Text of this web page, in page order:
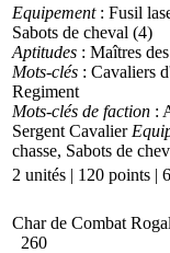
Equipement: Fusil
Sabots de cheval (4)
Aptitudes : Maîtres
Mots-clés : Cavaliers
Regiment
Mots-clés de faction :
Sergent Cavalier
chasse, Sabots de
2 unités | 120 points |
Char de Combat
260